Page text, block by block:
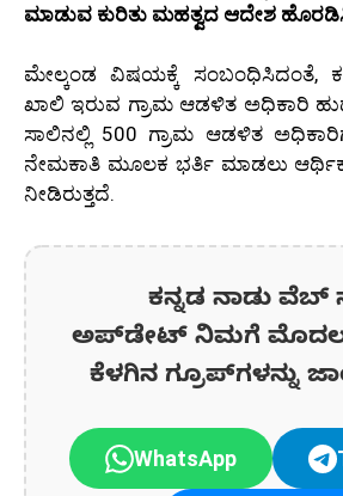
ಮಾಡುವ ಕುರಿತು ಮಹತ್ವದ ಆದೇಶ
ಮೇಲ್ಕಂಡ ವಿಷಯಕ್ಕೆ ಸಂಬಂಧಿಸಿದಂತೆ,
ಖಾಲಿ ಇರುವ ಗ್ರಾಮ ಆಡಳಿತ ಅಧಿಕಾರಿ
ಸಾಲಿನಲ್ಲಿ 500 ಗ್ರಾಮ ಆಡಳಿತ
ನೇಮಕಾತಿ ಮೂಲಕ ಭರ್ತಿ ಮಾಡಲು
ನೀಡಿರುತ್ತದೆ.
ಕನ್ನಡ ನಾಡು ವೆಬ್
ಅಪ್‌ಡೇಟ್‌ ನಿಮಗೆ
ಕೆಳಗಿನ ಗ್ರೂಪ್‌ಗಳನ್ನು
WhatsApp